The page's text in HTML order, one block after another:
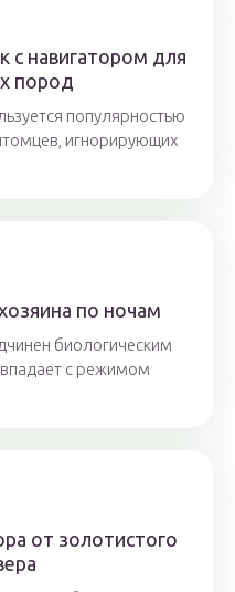
с навигатором для
пород
популярностью
игнорирующих
по ночам
биологическим
с режимом
от золотистого